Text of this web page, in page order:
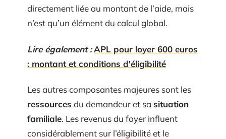
directement liée au montant de l’aide, mais
n’est qu’un élément du calcul global.
Lire également :APL pour loyer 600 euros
: montant et conditions d'éligibilité
Les autres composantes majeures sont les
ressources du demandeur et sa situation
familiale. Les revenus du foyer influent
considérablement sur l’éligibilité et le